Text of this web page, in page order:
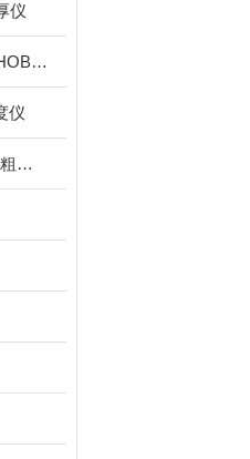
仪
泰勒霍普森TAYLOR HOBSON粗糙度仪
仪
德国HOMMEL霍梅尔粗糙度仪